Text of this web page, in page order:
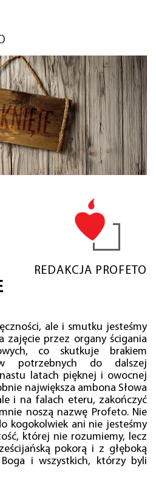
REDAKCJA PROFETO
ale i smutku jesteśmy
zajęcie przez organy ścigania
co skutkuje brakiem
potrzebnych do dalszej
latach pięknej i owocnej
największa ambona Słowa
i na falach eteru, zakończyć
noszą nazwę Profeto. Nie
kogokolwiek ani nie jesteśmy
której nie rozumiemy, lecz
pokorą i z głęboką
i wszystkich, którzy byli